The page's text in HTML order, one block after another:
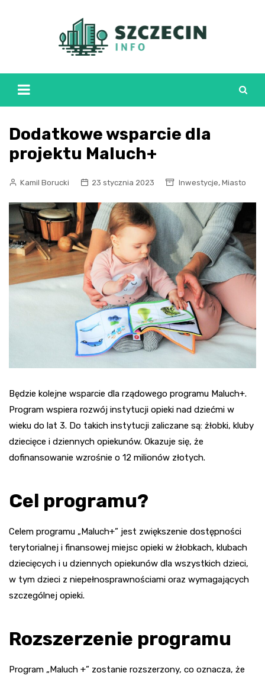
Dodatkowe wsparcie dla
projektu Maluch+
Kamil Borucki 23 stycznia 2023 Inwestycje, Miasto
Będzie kolejne wsparcie dla rządowego programu Maluch+.
Program wspiera rozwój instytucji opieki nad dziećmi w
wieku do lat 3. Do takich instytucji zaliczane są: żłobki, kluby
dziecięce i dziennych opiekunów. Okazuje się, że
dofinansowanie wzrośnie o 12 milionów złotych.
Cel programu?
Celem programu „Maluch+” jest zwiększenie dostępności
terytorialnej i finansowej miejsc opieki w żłobkach, klubach
dziecięcych i u dziennych opiekunów dla wszystkich dzieci,
w tym dzieci z niepełnosprawnościami oraz wymagających
szczególnej opieki.
Rozszerzenie programu
Program „Maluch +” zostanie rozszerzony, co oznacza, że